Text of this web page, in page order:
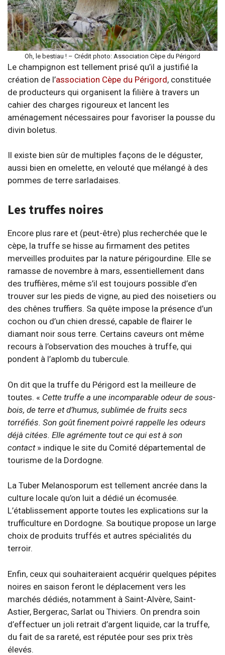
Oh, le bestiau ! – Crédit photo: Association Cèpe du Périgord
Le champignon est tellement prisé qu’il a justifié la
création de l’association Cèpe du Périgord, constituée
de producteurs qui organisent la filière à travers un
cahier des charges rigoureux et lancent les
aménagement nécessaires pour favoriser la pousse du
divin boletus.
Il existe bien sûr de multiples façons de le déguster,
aussi bien en omelette, en velouté que mélangé à des
pommes de terre sarladaises.
Les truffes noires
Encore plus rare et (peut-être) plus recherchée que le
cèpe, la truffe se hisse au firmament des petites
merveilles produites par la nature périgourdine. Elle se
ramasse de novembre à mars, essentiellement dans
des truffières, même s’il est toujours possible d’en
trouver sur les pieds de vigne, au pied des noisetiers ou
des chênes truffiers. Sa quête impose la présence d’un
cochon ou d’un chien dressé, capable de flairer le
diamant noir sous terre. Certains caveurs ont même
recours à l’observation des mouches à truffe, qui
pondent à l’aplomb du tubercule.
On dit que la truffe du Périgord est la meilleure de
toutes. « Cette truffe a une incomparable odeur de sous-
bois, de terre et d’humus, sublimée de fruits secs
torréfiés. Son goût finement poivré rappelle les odeurs
déjà citées. Elle agrémente tout ce qui est à son
contact » indique le site du Comité départemental de
tourisme de la Dordogne.
La Tuber Melanosporum est tellement ancrée dans la
culture locale qu’on luit a dédié un écomusée.
L’établissement apporte toutes les explications sur la
trufficulture en Dordogne. Sa boutique propose un large
choix de produits truffés et autres spécialités du
terroir.
Enfin, ceux qui souhaiteraient acquérir quelques pépites
noires en saison feront le déplacement vers les
marchés dédiés, notamment à Saint-Alvère, Saint-
Astier, Bergerac, Sarlat ou Thiviers. On prendra soin
d’effectuer un joli retrait d’argent liquide, car la truffe,
du fait de sa rareté, est réputée pour ses prix très
élevés.